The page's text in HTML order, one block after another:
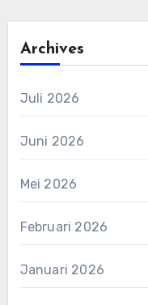
Archives
Juli 2026
Juni 2026
Mei 2026
Februari 2026
Januari 2026